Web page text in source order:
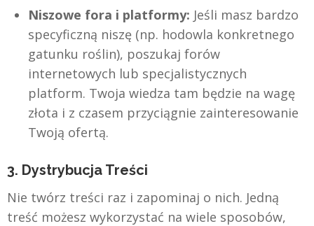
Niszowe fora i platformy: Jeśli masz bardzo
specyficzną niszę (np. hodowla konkretnego
gatunku roślin), poszukaj forów
internetowych lub specjalistycznych
platform. Twoja wiedza tam będzie na wagę
złota i z czasem przyciągnie zainteresowanie
Twoją ofertą.
3. Dystrybucja Treści
Nie twórz treści raz i zapominaj o nich. Jedną
treść możesz wykorzystać na wiele sposobów,